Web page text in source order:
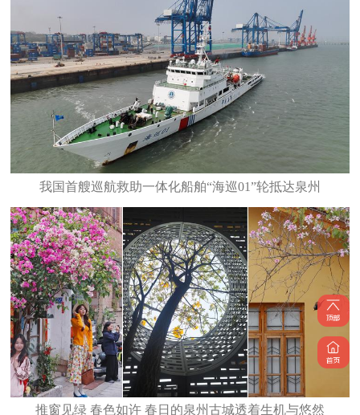
我国首艘巡航救助一体化船舶“海巡01”轮抵达泉州
推窗见绿 春色如许 春日的泉州古城透着生机与悠然